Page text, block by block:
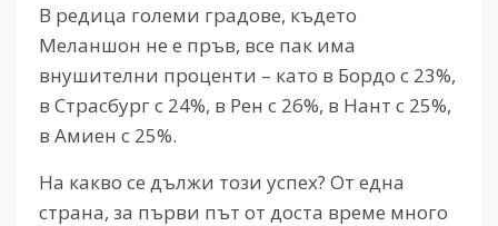
В редица големи градове, където
Меланшон не е пръв, все пак има
внушителни проценти – като в Бордо с 23%,
в Страсбург с 24%, в Рен с 26%, в Нант с 25%,
в Амиен с 25%.
На какво се дължи този успех? От една
страна, за първи път от доста време много